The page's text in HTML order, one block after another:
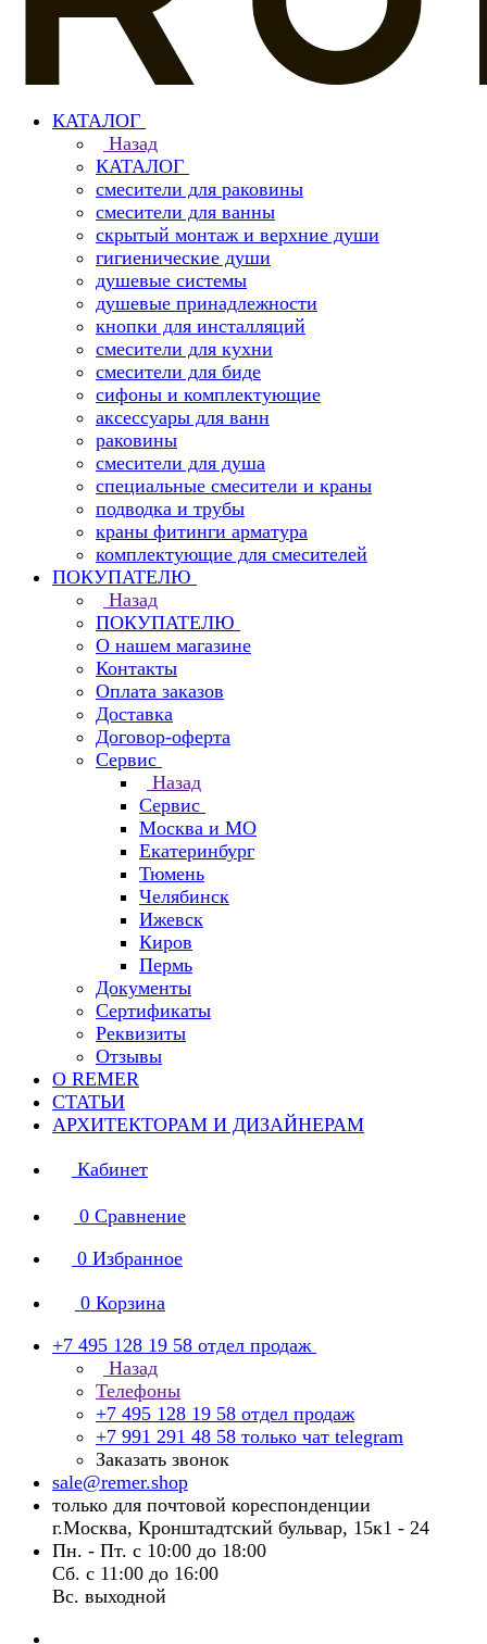
КАТАЛОГ
Назад
КАТАЛОГ
смесители для раковины
смесители для ванны
скрытый монтаж и верхние души
гигиенические души
душевые системы
душевые принадлежности
кнопки для инсталляций
смесители для кухни
смесители для биде
сифоны и комплектующие
аксессуары для ванн
раковины
смесители для душа
специальные смесители и краны
подводка и трубы
краны фитинги арматура
комплектующие для смесителей
ПОКУПАТЕЛЮ
Назад
ПОКУПАТЕЛЮ
О нашем магазине
Контакты
Оплата заказов
Доставка
Договор-оферта
Сервис
Назад
Сервис
Москва и МО
Екатеринбург
Тюмень
Челябинск
Ижевск
Киров
Пермь
Документы
Сертификаты
Реквизиты
Отзывы
О REMER
СТАТЬИ
АРХИТЕКТОРАМ И ДИЗАЙНЕРАМ
Кабинет
0 Сравнение
0 Избранное
0 Корзина
+7 495 128 19 58 отдел продаж
Назад
Телефоны
+7 495 128 19 58 отдел продаж
+7 991 291 48 58 только чат telegram
Заказать звонок
sale@remer.shop
только для почтовой кореспонденции
г.Москва, Кронштадтский бульвар, 15к1 - 24
Пн. - Пт. с 10:00 до 18:00
Сб. с 11:00 до 16:00
Вс. выходной